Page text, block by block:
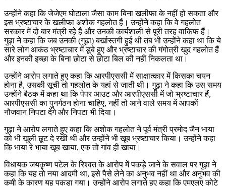
उन्होंने कहा कि जेजेएम घोटाला जैसा काम बिना खलीफा के नहीं हो सकता और
इस भ्रष्टाचार के खलीफा अशोक गहलोत हैं। उन्होंने कहा कि वे गहलोत
सरकार में दो बार मंत्री रहे हैं और उनकी कार्यशाली से पूरी तरह वाकिफ हैं।
गुढ़ा ने कहा कि जब उनकी (गुढ़ा) बर्खास्तगी हुई थी तब भी उन्होंने कहा था कि ये
सारे लोग आकंठ भ्रष्टाचार में डूबे हुए और भ्रष्टाचार की गंगोत्री खुद गहलोत हैं
और इनकी इच्छा के बिना छोटा से छोटा बिल की नहीं निकलता था।
उन्होंने आरोप लगाते हुए कहा कि आरपीएससी में साक्षात्कार में किसका चयन
होना है, उसकी सूची तो गहलोत के यहां से जाती थी। गुढ़ा ने कहा कि उस समय
उन्होंने बैठक में कहा था कि पेपर आउट और आरपीएससी में जो भ्रष्टाचार हैं,
आरपीएससी का पुनर्गठन होना चाहिए, नहीं तो आने वाले समय में आपकों
नौजवान निपटा देंगे और निपटा भी दिया।
गुढ़ा ने आरोप लगाते हुए कहा कि अशोक गहलोत ने पूर्व मंत्री प्रमोद जैन भाया
को भी खुली छूट दे रखी थी और उन्होंने भी खूब भ्रष्टाचार किया। उन्होंने कहा
कि भाया रे भाया खूब खाया, एक तो गांव ही खाया।
विधायक जयकृष्ण पटेल के रिश्वत के आरोप में पकड़े जाने के सवाल पर गुढ़ा ने
कहा कि यह तो नया आदमी था, इसे पैसे लेने का अनुभव नहीं था और अनुभव की
कमी के कारण यह पकड़ा गया। उन्होंने आरोप लगाते हुए कहा कि एमएलए कोटे